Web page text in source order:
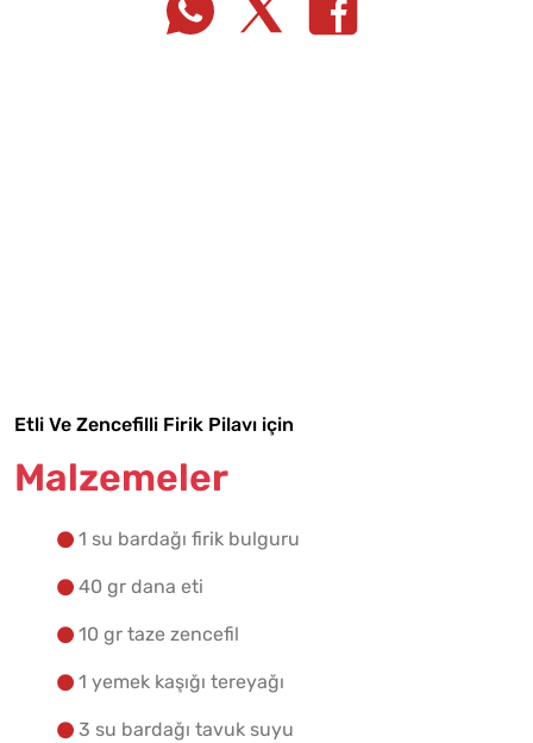
Etli Ve Zencefilli Firik Pilavı için
Malzemeler
1 su bardağı firik bulguru
40 gr dana eti
10 gr taze zencefil
1 yemek kaşığı tereyağı
3 su bardağı tavuk suyu